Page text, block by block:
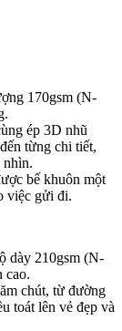
170gsm (N-
ép 3D nhũ
từng chi tiết,
nhìn.
bế khuôn một
việc gửi đi.
dày 210gsm (N-
cao.
chút, từ đường
toát lên vẻ đẹp và